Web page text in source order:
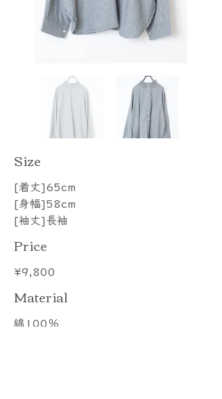
​Size
[着丈]65cm
[身幅]58cm
[袖丈]長袖
Price
¥9,800
​Material
綿100％